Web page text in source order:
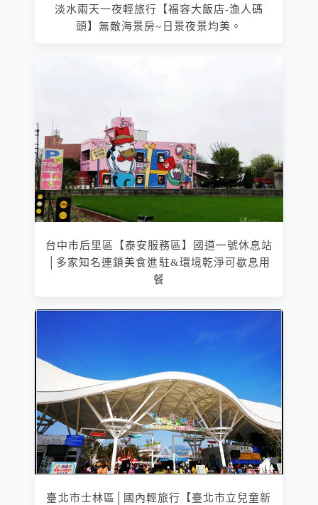
淡水兩天一夜輕旅行【福容大飯店-漁人碼
頭】無敵海景房~日景夜景均美。
台中市后里區【泰安服務區】國道一號休息站
│多家知名連鎖美食進駐&環境乾淨可歇息用
餐
臺北市士林區│國內輕旅行【臺北市立兒童新